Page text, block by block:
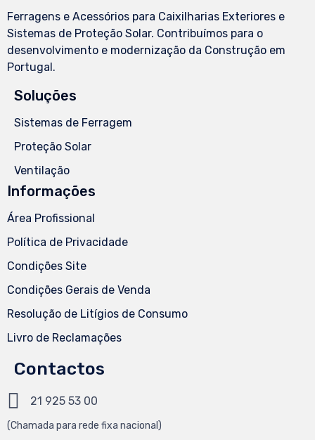
Ferragens e Acessórios para Caixilharias Exteriores e
Sistemas de Proteção Solar. Contribuímos para o
desenvolvimento e modernização da Construção em
Portugal.
Soluções
Sistemas de Ferragem
Proteção Solar
Ventilação
Informações
Área Profissional
Política de Privacidade
Condições Site
Condições Gerais de Venda
Resolução de Litígios de Consumo
Livro de Reclamações
Contactos
21 925 53 00
(Chamada para rede fixa nacional)